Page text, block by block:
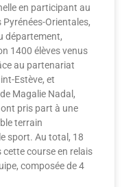
en participant au
Orientales,
département,
1400 élèves venus
au partenariat
Estève, et
Magalie Nadal,
ont pris part à une
terrain
sport. Au total, 18
course en relais
composée de 4